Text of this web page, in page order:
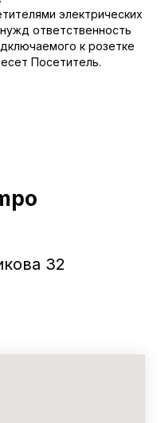
электрических
ответственность
к розетке
Посетитель.
32